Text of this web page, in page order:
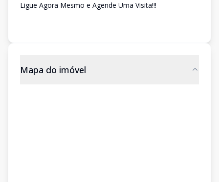
Ligue Agora Mesmo e Agende Uma Visita!!!
Mapa do imóvel